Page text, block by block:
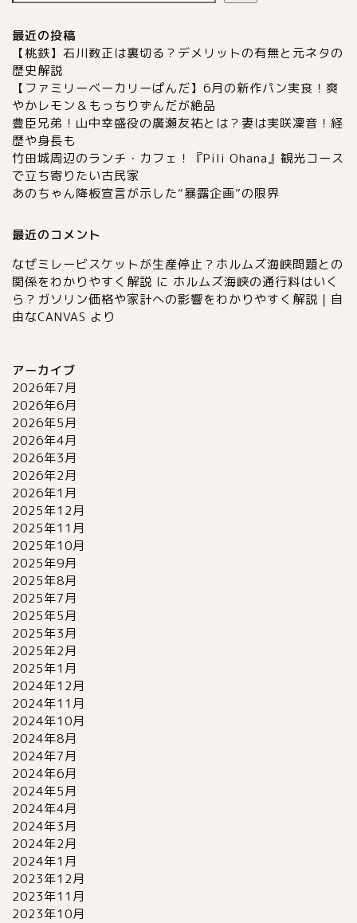
最近の投稿
【桃鉄】石川数正は裏切る？デメリットの有無と元ネタの
歴史解説
【ファミリーベーカリーぱんだ】6月の新作パン実食！爽
やかレモン＆もっちりずんだが絶品
豊臣兄弟！山中幸盛役の廣瀬友祐とは？妻は実咲凜音！経
歴や身長も
竹田城周辺のランチ・カフェ！『Pili Ohana』観光コース
で立ち寄りたい古民家
あのちゃん降板宣言が示した“暴露企画”の限界
最近のコメント
なぜミレービスケットが生産停止？ホルムズ海峡問題との
関係をわかりやすく解説 に ホルムズ海峡の通行料はいく
ら？ガソリン価格や家計への影響をわかりやすく解説｜自
由なCANVAS より
アーカイブ
2026年7月
2026年6月
2026年5月
2026年4月
2026年3月
2026年2月
2026年1月
2025年12月
2025年11月
2025年10月
2025年9月
2025年8月
2025年7月
2025年5月
2025年3月
2025年2月
2025年1月
2024年12月
2024年11月
2024年10月
2024年8月
2024年7月
2024年6月
2024年5月
2024年4月
2024年3月
2024年2月
2024年1月
2023年12月
2023年11月
2023年10月